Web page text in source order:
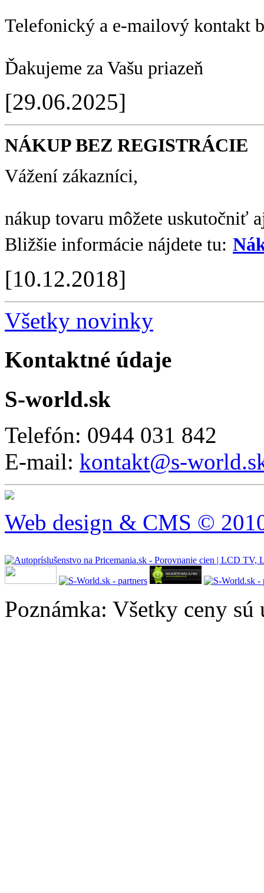
Telefonický a e-mailový kontakt
Ďakujeme za Vašu priazeň
[29.06.2025]
NÁKUP BEZ REGISTRÁCIE
Vážení zákazníci,
nákup tovaru môžete uskutočniť
Bližšie informácie nájdete tu:
[10.12.2018]
Všetky novinky
Kontaktné údaje
S-world.sk
Telefón: 0944 031 842
E-mail: kontakt@s-
Web design & CMS ©
Poznámka: Všetky ceny sú